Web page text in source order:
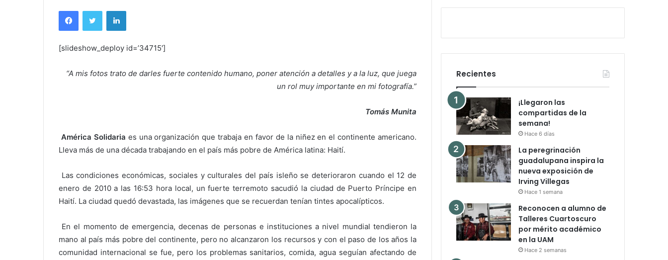
FacebookTwitter LinkedIn
[slideshow_deploy id=’34715′]
“A mis fotos trato de darles fuerte contenido humano, poner atención a detalles y a la luz, que juega
un rol muy importante en mi fotografía.”
Tomás Munita
América Solidaria es una organización que trabaja en favor de la niñez en el continente americano.
Lleva más de una década trabajando en el país más pobre de América latina: Haití.
Las condiciones económicas, sociales y culturales del país isleño se deterioraron cuando el 12 de
enero de 2010 a las 16:53 hora local, un fuerte terremoto sacudió la ciudad de Puerto Príncipe en
Haití. La ciudad quedó devastada, las imágenes que se recuerdan tenían tintes apocalípticos.
En el momento de emergencia, decenas de personas e instituciones a nivel mundial tendieron la
mano al país más pobre del continente, pero no alcanzaron los recursos y con el paso de los años la
comunidad internacional se fue, pero los problemas sanitarios, comida, agua seguían afectando de
Recientes
¡Llegaron las
compartidas de la
semana!
Hace 6 días
La peregrinación
guadalupana inspira la
nueva exposición de
Irving Villegas
Hace 1 semana
Reconocen a alumno de
Talleres Cuartoscuro
por mérito académico
en la UAM
Hace 2 semanas